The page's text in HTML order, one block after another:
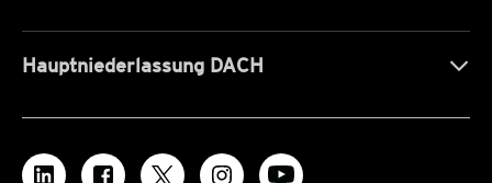
Hauptniederlassung DACH